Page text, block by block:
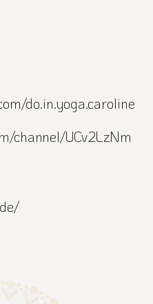
do.in.yoga.caroline
channel/UCv2LzNm